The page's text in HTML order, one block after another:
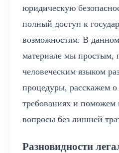
юридическую
полный доступ к
возможностям. В
материале мы простым,
человеческим языком
процедуры, расскажем о
требованиях и
вопросы без лишней
Разновидности